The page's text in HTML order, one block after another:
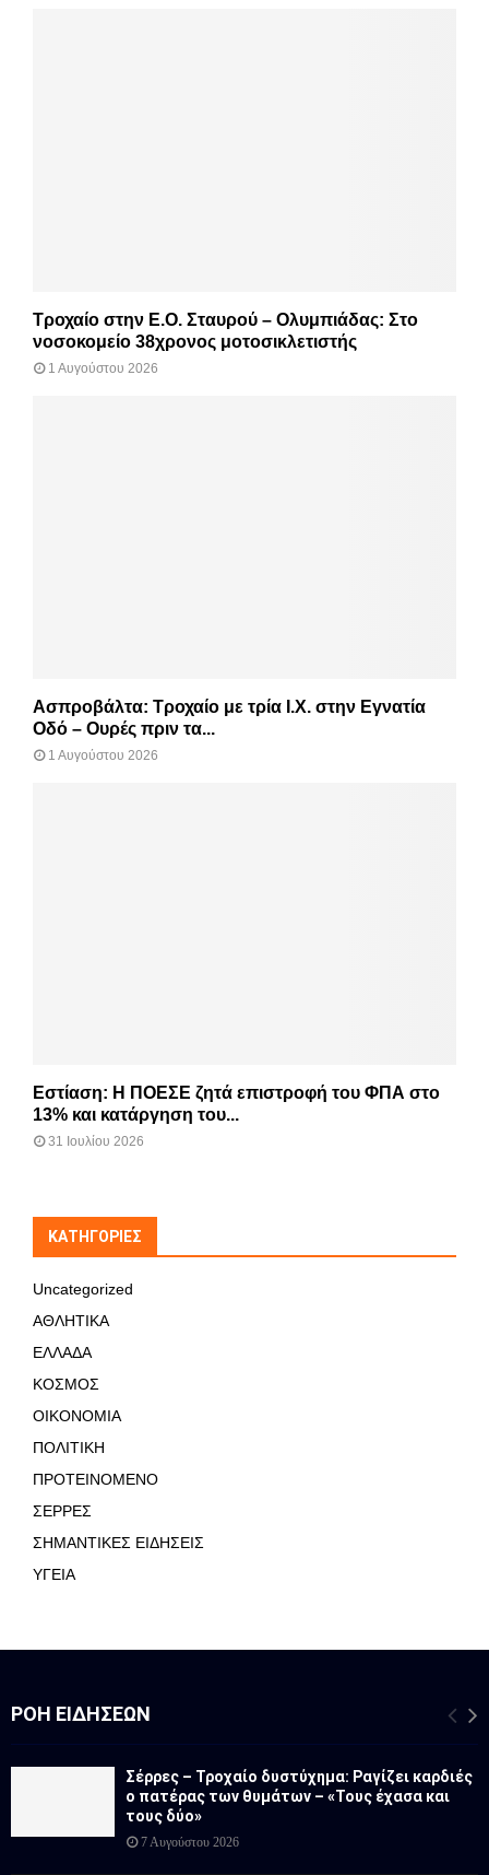
Τροχαίο στην Ε.Ο. Σταυρού – Ολυμπιάδας: Στο
νοσοκομείο 38χρονος μοτοσικλετιστής
1 Αυγούστου 2026
Ασπροβάλτα: Τροχαίο με τρία Ι.Χ. στην Εγνατία
Οδό – Ουρές πριν τα...
1 Αυγούστου 2026
Εστίαση: Η ΠΟΕΣΕ ζητά επιστροφή του ΦΠΑ στο
13% και κατάργηση του...
31 Ιουλίου 2026
KΑΤΗΓΟΡΊΕΣ
Uncategorized
ΑΘΛΗΤΙΚΑ
ΕΛΛΑΔΑ
ΚΟΣΜΟΣ
ΟΙΚΟΝΟΜΙΑ
ΠΟΛΙΤΙΚΗ
ΠΡΟΤΕΙΝΟΜΕΝΟ
ΣΕΡΡΕΣ
ΣΗΜΑΝΤΙΚΕΣ ΕΙΔΗΣΕΙΣ
ΥΓΕΙΑ
ΡΟΉ ΕΙΔΉΣΕΩΝ
Σέρρες – Τροχαίο δυστύχημα: Ραγίζει καρδιές
ο πατέρας των θυμάτων – «Τους έχασα και
τους δύο»
7 Αυγούστου 2026